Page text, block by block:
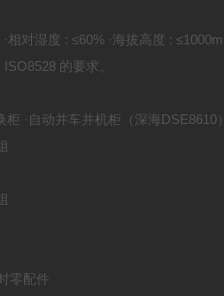
相对湿度 : ≤60% ·海拔高度 : ≤1000m
的要求。
柜 ·自动并车并机柜（深海DSE8610）
零配件